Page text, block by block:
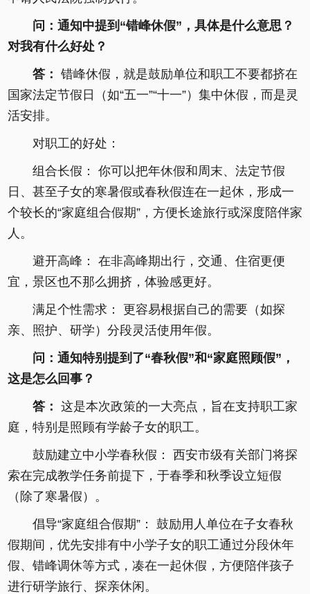
问：通知中提到“错峰休假”，具体是什么意思？
对我有什么好处？
答： 错峰休假，就是鼓励单位和职工不要都挤在
国家法定节假日（如“五一”“十一”）集中休假，而是灵
活安排。
对职工的好处：
组合长假： 你可以把年休假和周末、法定节假
日、甚至子女的寒暑假或春秋假连在一起休，形成一
个较长的“家庭组合假期”，方便长途旅行或深度陪伴家
人。
避开高峰： 在非高峰期出行，交通、住宿更便
宜，景区也不那么拥挤，体验感更好。
满足个性需求： 更容易根据自己的需要（如探
亲、照护、研学）分段灵活使用年假。
问：通知特别提到了“春秋假”和“家庭照顾假”，
这是怎么回事？
答： 这是本次政策的一大亮点，旨在支持职工家
庭，特别是照顾有学龄子女的职工。
鼓励建立中小学春秋假： 西安市级有关部门将探
索在完成教学任务前提下，于春季和秋季设立短假
（除了寒暑假）。
倡导“家庭组合假期”： 鼓励用人单位在子女春秋
假期间，优先安排有中小学子女的职工通过分段休年
假、错峰调休等方式，凑在一起休假，方便陪伴孩子
进行研学旅行、探亲休闲。